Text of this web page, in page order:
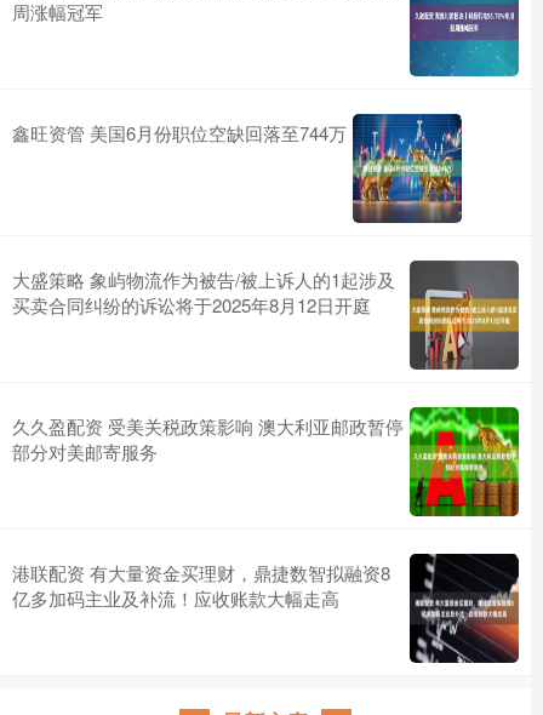
周涨幅冠军
鑫旺资管 美国6月份职位空缺回落至744万
大盛策略 象屿物流作为被告/被上诉人的1起涉及
买卖合同纠纷的诉讼将于2025年8月12日开庭
久久盈配资 受美关税政策影响 澳大利亚邮政暂停
部分对美邮寄服务
港联配资 有大量资金买理财，鼎捷数智拟融资8
亿多加码主业及补流！应收账款大幅走高